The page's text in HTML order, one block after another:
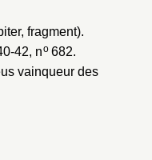
fragment).
42, no682.
vainqueur des